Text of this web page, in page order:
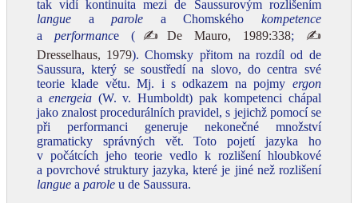
tak vidí kontinuita mezi de Saussurovým rozlišením
langue aparole a Chomského kompetence
a performance (✍De Mauro, 1989:338; ✍
Dresselhaus, 1979). Chomsky přitom na rozdíl od de
Saussura, který se soustředí na slovo, do centra své
teorie klade větu. Mj. i s odkazem na pojmy ergon
a energeia(W. v. Humboldt) pak kompetenci chápal
jako znalost procedurálních pravidel, s jejichž pomocí se
při performanci generuje nekonečné množství
gramaticky správných vět. Toto pojetí jazyka ho
v počátcích jeho teorie vedlo k rozlišení hloubkové
a povrchové struktury jazyka, které je jiné než rozlišení
langue a parole u de Saussura.